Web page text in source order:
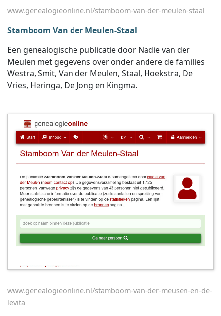
www.genealogieonline.nl/stamboom-van-der-meulen-staal
Stamboom Van der Meulen-Staal
Een genealogische publicatie door Nadie van der
Meulen met gegevens over onder andere de families
Westra, Smit, Van der Meulen, Staal, Hoekstra, De
Vries, Heringa, De Jong en Kingma.
www.genealogieonline.nl/stamboom-van-der-meusen-en-de-
levita